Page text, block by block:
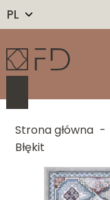
PL
Strona główna -
Błękit